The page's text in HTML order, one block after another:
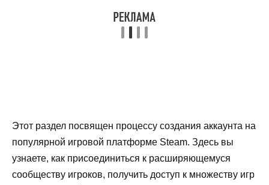
Этот раздел посвящен процессу создания аккаунта на
популярной игровой платформе Steam. Здесь вы
узнаете, как присоединиться к расширяющемуся
сообществу игроков, получить доступ к множеству игр